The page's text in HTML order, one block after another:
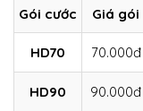
Gói cước Giá gói
HD70 70.000đ
HD90 90.000đ